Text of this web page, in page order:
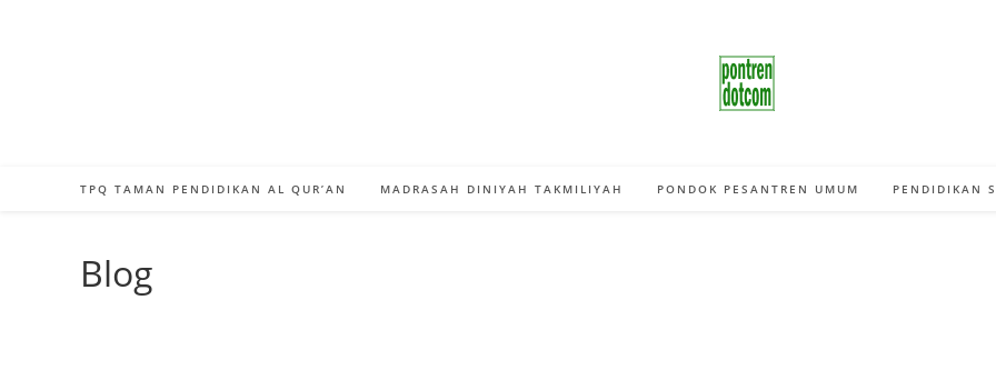
TPQ TAMAN PENDIDIKAN AL QUR’AN MADRASAH DINIYAH TAKMILIYAH PONDOK PESANTREN UMUM PENDIDIKAN
Blog